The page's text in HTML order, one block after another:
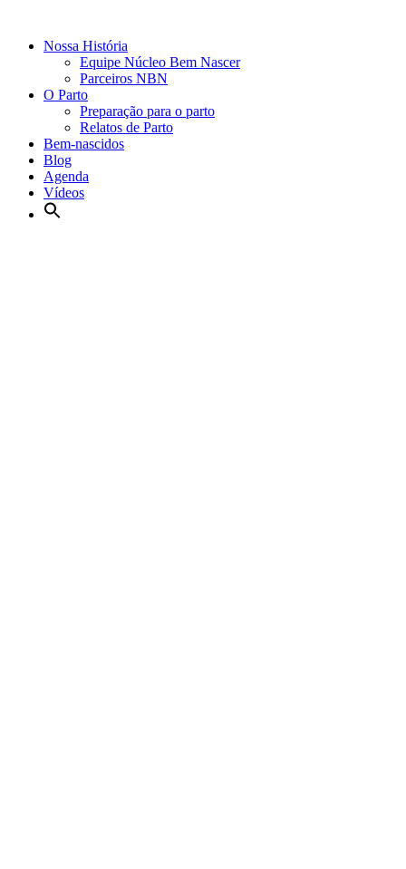
Nossa História
Equipe Núcleo Bem Nascer
Parceiros NBN
O Parto
Preparação para o parto
Relatos de Parto
Bem-nascidos
Blog
Agenda
Vídeos